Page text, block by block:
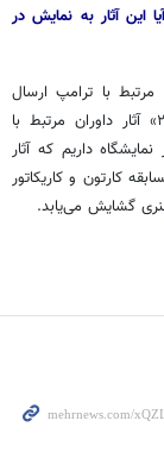
این آثار به نمایش در
با ترامپ ارسال
۲» آثار داوران مرتبط با
داریم که آثار
کارتون و کاریکاتور